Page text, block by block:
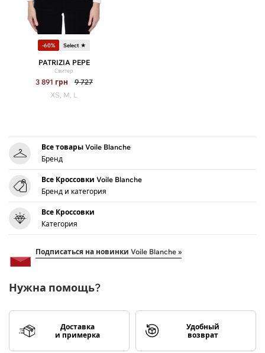
-60% Select ★
PATRIZIA PEPE
Свитер
3 891 грн
9 727
XS, M, L
Все товары Voile Blanche
Бренд
Все Кроссовки Voile Blanche
Бренд и категория
Все Кроссовки
Категория
Подписаться на новинки Voile Blanche »
Нужна помощь?
Доставка
и примерка
Удобный
возврат